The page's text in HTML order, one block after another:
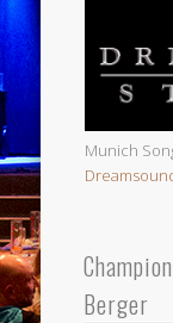
Munich
Berger